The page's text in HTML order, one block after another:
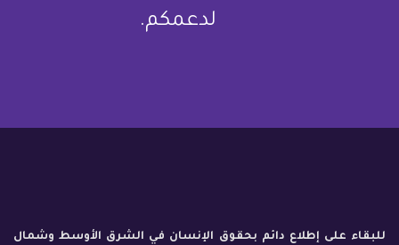
لدعمكم.
للبقاء على إطلاع دائم بحقوق الإنسان في الشرق الأوسط وشمال